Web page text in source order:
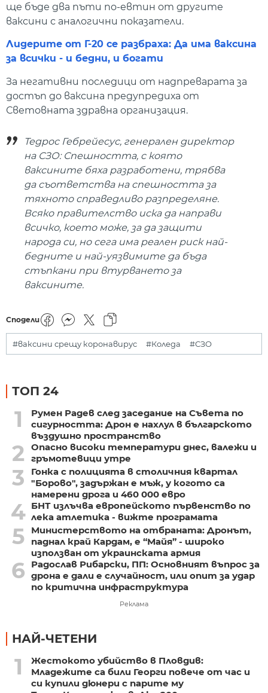
ще бъде два пъти по-евтин от другите
ваксини с аналогични показатели.
Лидерите от Г-20 се разбраха: Да има ваксина
за всички - и бедни, и богати
За негативни последици от надпреварата за
достъп до ваксина предупредиха от
Световната здравна организация.
Тедрос Гебрейесус, генерален директор
на СЗО: Спешността, с която
ваксините бяха разработени, трябва
да съответства на спешността за
тяхното справедливо разпределяне.
Всяко правителство иска да направи
всичко, което може, за да защити
народа си, но сега има реален риск най-
бедните и най-уязвимите да бъда
стъпкани при втурването за
ваксините.
Сподели
#ваксини срещу коронавирус #Коледа #СЗО
ТОП 24
1
Румен Радев след заседание на Съвета по
сигурността: Дрон е нахлул в българското
въздушно пространство
2
Опасно високи температури днес, валежи и
гръмотевици утре
3
Гонка с полицията в столичния квартал
"Борово", задържан е мъж, у когото са
намерени дрога и 460 000 евро
4 БНТ излъчва европейското първенство по
лека атлетика - вижте програмата
5
Министерството на отбраната: Дронът,
паднал край Кардам, е “Майя” - широко
използван от украинската армия
6
Радослав Рибарски, ПП: Основният въпрос за
дрона е дали е случайност, или опит за удар
по критична инфраструктура
Реклама
НАЙ-ЧЕТЕНИ
1
Жестокото убийство в Пловдив:
Младежите са били Георги повече от час и
си купили дюнери с парите му